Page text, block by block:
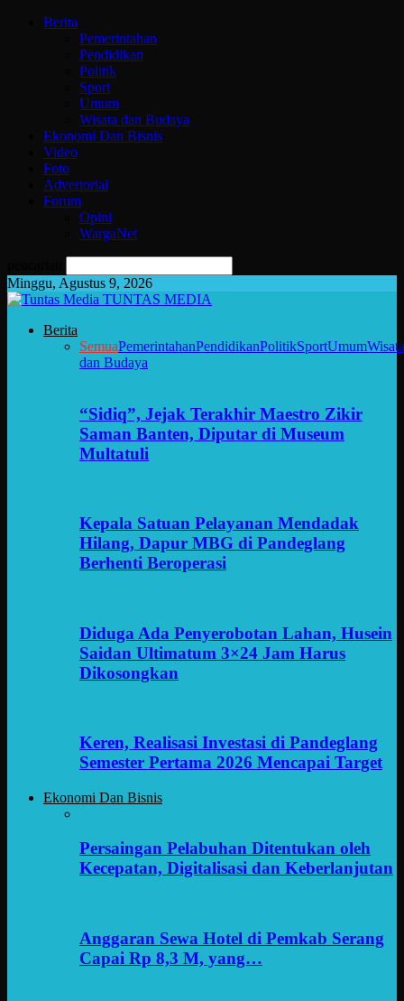
Berita
Pemerintahan
Pendidikan
Politik
Sport
Umum
Wisata dan Budaya
Ekonomi Dan Bisnis
Video
Foto
Advertorial
Forum
Opini
WargaNet
Minggu, Agustus 9, 2026
TUNTAS MEDIA
Berita
SemuaPemerintahanPendidikanPolitikSportUmumWisata
dan Budaya
“Sidiq”, Jejak Terakhir Maestro Zikir
Saman Banten, Diputar di Museum
Multatuli
Kepala Satuan Pelayanan Mendadak
Hilang, Dapur MBG di Pandeglang
Berhenti Beroperasi
Diduga Ada Penyerobotan Lahan, Husein
Saidan Ultimatum 3×24 Jam Harus
Dikosongkan
Keren, Realisasi Investasi di Pandeglang
Semester Pertama 2026 Mencapai Target
Ekonomi Dan Bisnis
Persaingan Pelabuhan Ditentukan oleh
Kecepatan, Digitalisasi dan Keberlanjutan
Anggaran Sewa Hotel di Pemkab Serang
Capai Rp 8,3 M, yang…